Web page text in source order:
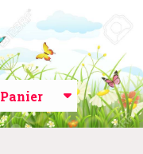
Panier